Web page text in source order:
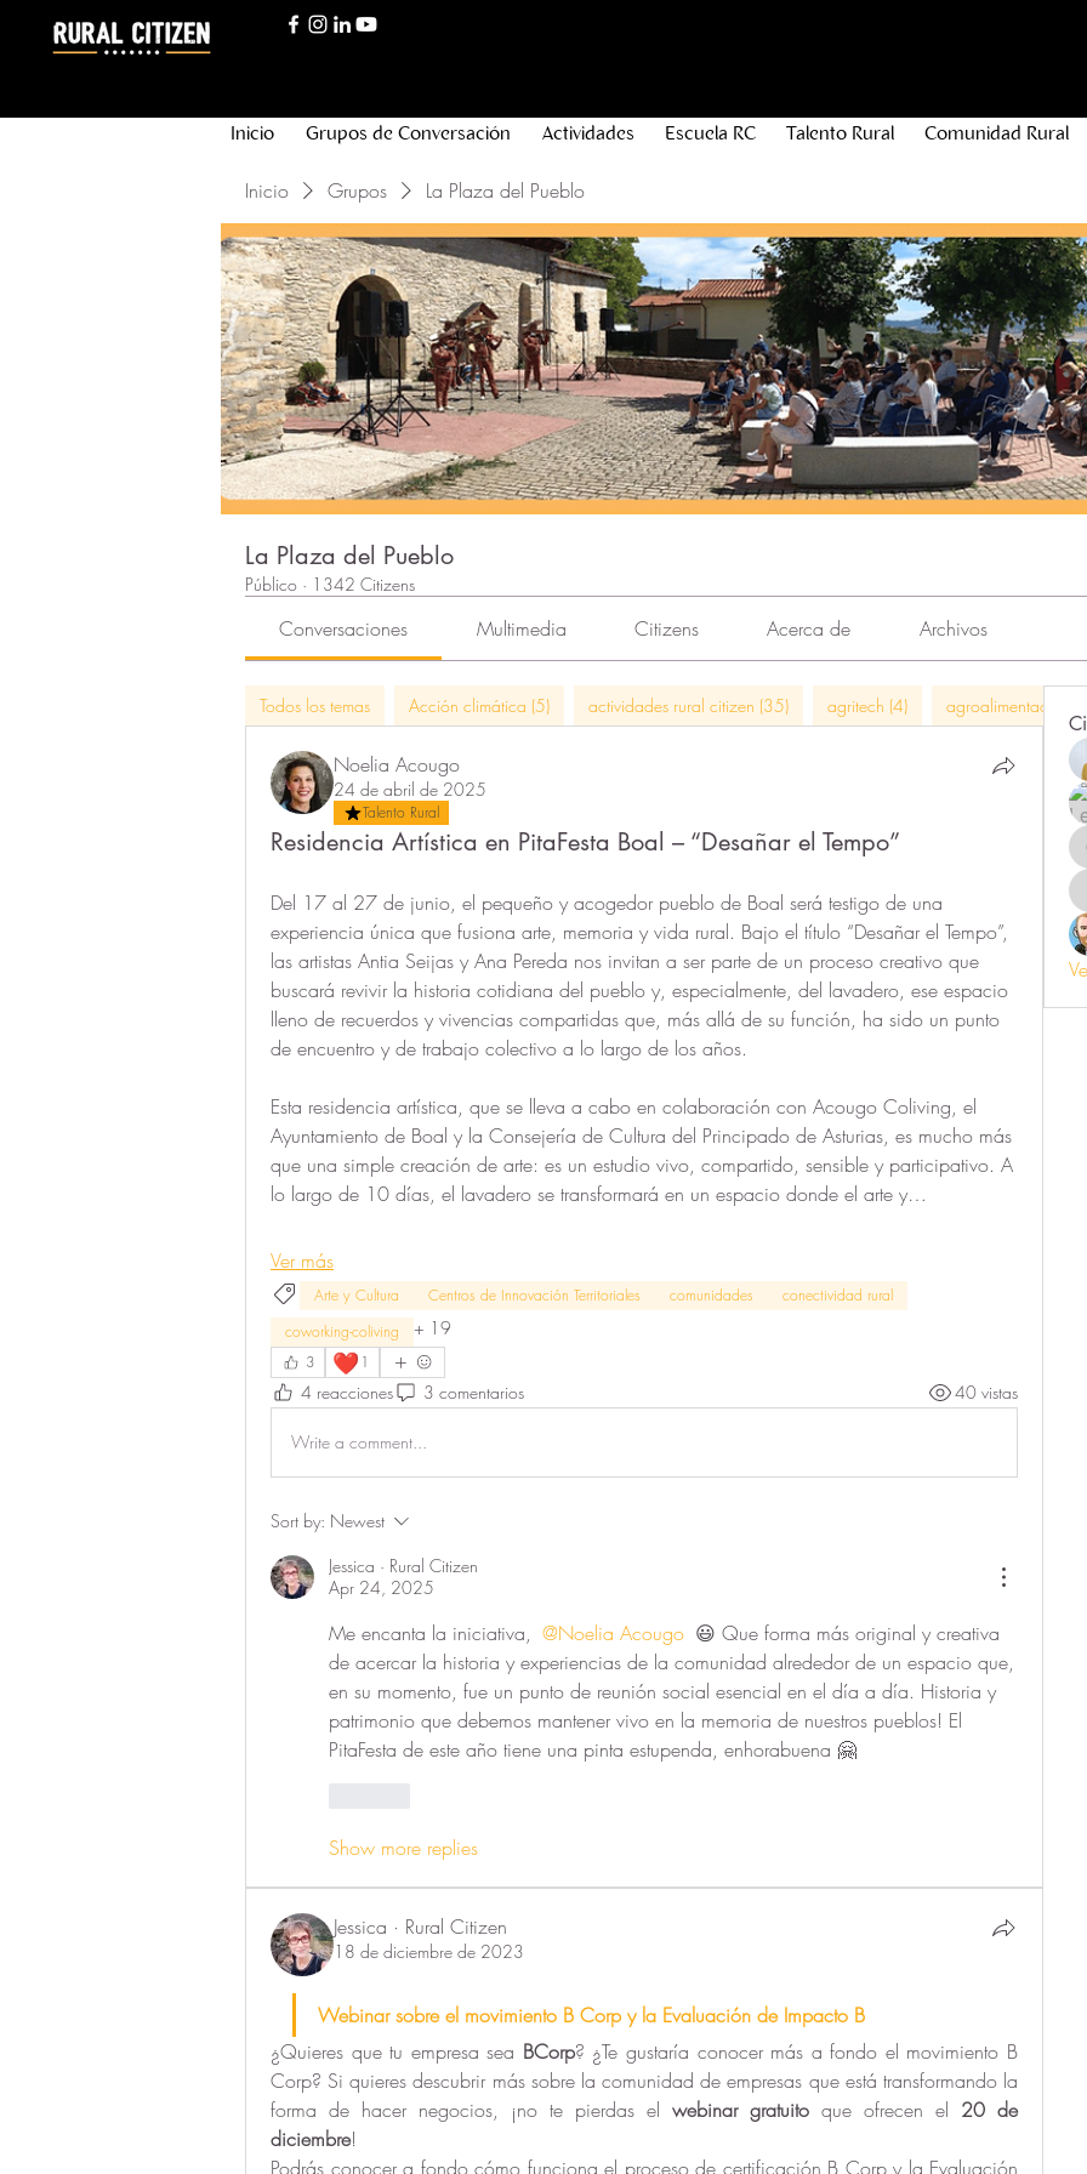
Inicio Grupos de Conversación Actividades Escuela RC Talento Rural Comunidad Rural
Inicio Grupos La Plaza del Pueblo
La Plaza del Pueblo
Público · 1342 Citizens
Conversaciones Multimedia Citizens Acerca de Archivos
Todos los temas Acción climática (5) actividades rural citizen (35) agritech (4) agroalimentación
Noelia Acougo
24 de abril de 2025
Talento Rural
Residencia Artística en PitaFesta Boal – “Desañar el Tempo”
Del 17 al 27 de junio, el pequeño y acogedor pueblo de Boal será testigo de una
experiencia única que fusiona arte, memoria y vida rural. Bajo el título “Desañar el Tempo”,
las artistas Antia Seijas y Ana Pereda nos invitan a ser parte de un proceso creativo que
buscará revivir la historia cotidiana del pueblo y, especialmente, del lavadero, ese espacio
lleno de recuerdos y vivencias compartidas que, más allá de su función, ha sido un punto
de encuentro y de trabajo colectivo a lo largo de los años.
Esta residencia artística, que se lleva a cabo en colaboración con Acougo Coliving, el
Ayuntamiento de Boal y la Consejería de Cultura del Principado de Asturias, es mucho más
que una simple creación de arte: es un estudio vivo, compartido, sensible y participativo. A
lo largo de 10 días, el lavadero se transformará en un espacio donde el arte y…
Ver más
Arte y Cultura Centros de Innovación Territoriales comunidades
conectividad rural
coworking-coliving
+ 19
3 ❤️ 1
4 reacciones 3 comentarios 40 vistas
Write a comment...
Sort by: Newest
Jessica · Rural Citizen
Apr 24, 2025
Me encanta la iniciativa, @Noelia Acougo 😃 Que forma más original y creativa
de acercar la historia y experiencias de la comunidad alrededor de un espacio que,
en su momento, fue un punto de reunión social esencial en el día a día. Historia y
patrimonio que debemos mantener vivo en la memoria de nuestros pueblos! El
PitaFesta de este año tiene una pinta estupenda, enhorabuena 🤗
Show more replies
Jessica · Rural Citizen
18 de diciembre de 2023
Webinar sobre el movimiento B Corp y la Evaluación de Impacto B
¿Quieres que tu empresa sea BCorp? ¿Te gustaría conocer más a fondo el movimiento B
Corp? Si quieres descubrir más sobre la comunidad de empresas que está transformando la
forma de hacer negocios, ¡no te pierdas el webinar gratuito que ofrecen el 20 de
diciembre!
Podrás conocer a fondo cómo funciona el proceso de certificación B Corp y la Evaluación